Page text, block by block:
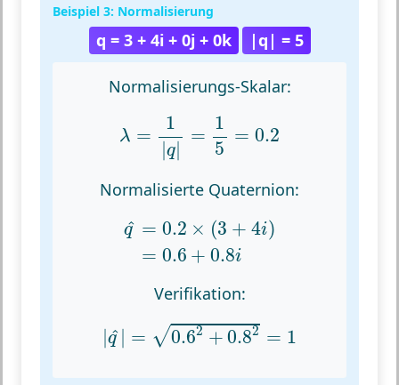
Beispiel 3: Normalisierung
q = 3 + 4i + 0j + 0k |q| = 5
Normalisierungs-Skalar:
λ =
1
q|
=
1
5
= 0.2
| 15
Normalisierte Quaternion:
^
q = 0.2 × (3 + 4i)
= 0.6 + 0.8i
q^ 0.2× ( 3 +4 ) 0.6
Verifikation:
|^
q = √0.62 + 0.82 = 1
| =0.62+0.82=